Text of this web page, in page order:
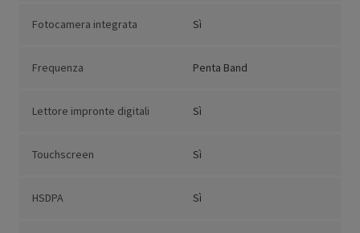
Fotocamera integrata Sì
Frequenza Penta Band
Lettore impronte digitali Sì
Touchscreen Sì
HSDPA Sì